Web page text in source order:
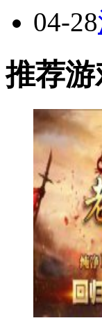
04-28
推荐游